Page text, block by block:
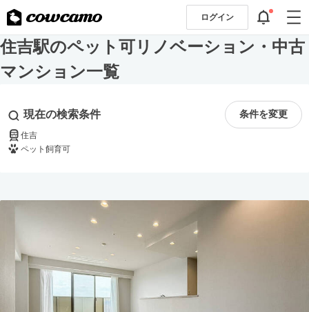
ログイン
住吉駅のペット可リノベーション・中古
マンション一覧
現在の検索条件 条件を変更
住吉
ペット飼育可